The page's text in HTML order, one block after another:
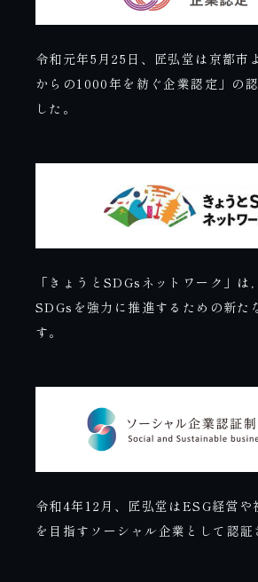
令和元年5月25日、匠弘堂は京都市
からの1000年を紡ぐ企業認定」の
した。
「きょうとSDGsネットワーク」は
SDGsを強力に推進するための新た
す。
令和4年12月、匠弘堂はESG経営や
を目指すソーシャル企業として認証